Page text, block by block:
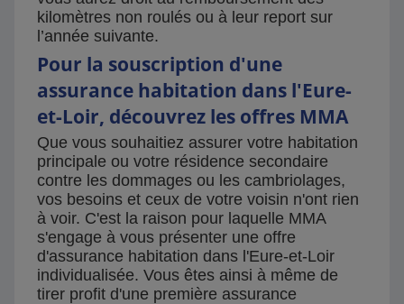
kilomètres non roulés ou à leur report sur
l’année suivante.
Pour la souscription d'une
assurance habitation dans l'Eure-
et-Loir, découvrez les offres MMA
Que vous souhaitiez assurer votre habitation
principale ou votre résidence secondaire
contre les dommages ou les cambriolages,
vos besoins et ceux de votre voisin n'ont rien
à voir. C'est la raison pour laquelle MMA
s'engage à vous présenter une offre
d'assurance habitation dans l'Eure-et-Loir
individualisée. Vous êtes ainsi à même de
tirer profit d'une première assurance